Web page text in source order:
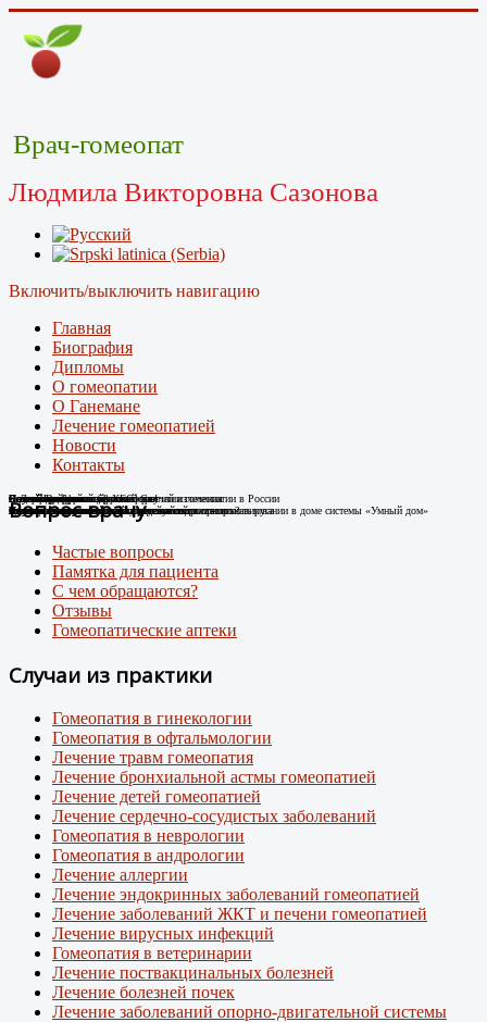
Врач-гомеопат
Людмила Викторовна Сазонова
Включить/выключить навигацию
Главная
Биография
Дипломы
О гомеопатии
О Ганемане
Лечение гомеопатией
Новости
Контакты
Случай Вай-фай
Человек-антенна. Случай излечения.
Я не могу дышать без телефона!
Случай из практики
Новые препараты цифровой эры
Появились случаи плохого самочувствия при использовании в доме системы «Умный дом»
Лечение цифровой зависимости
про игровую зависимость у детей и подростков
К Дню гомеопатии: факты о развитии гомеопатии в России
Остеоартроз.
Случай из практики.
Соли Шюсслера
Какими гомеопатическими средствами что лечить?
Склероатрофический лихен. Случай излечения
Лечение Крауроза вульвы гомеопатией
Случай диабета
Лечение гомеопатией
Новый штамм ковида ХЕС.
Внимание: пришел новый вирусный штамм коронавируса
Вопрос врачу
Частые вопросы
Памятка для пациента
С чем обращаются?
Отзывы
Гомеопатические аптеки
Случаи из практики
Гомеопатия в гинекологии
Гомеопатия в офтальмологии
Лечение травм гомеопатия
Лечение бронхиальной астмы гомеопатией
Лечение детей гомеопатией
Лечение сердечно-сосудистых заболеваний
Гомеопатия в неврологии
Гомеопатия в андрологии
Лечение аллергии
Лечение эндокринных заболеваний гомеопатией
Лечение заболеваний ЖКТ и печени гомеопатией
Лечение вирусных инфекций
Гомеопатия в ветеринарии
Лечение поствакцинальных болезней
Лечение болезней почек
Лечение заболеваний опорно-двигательной системы